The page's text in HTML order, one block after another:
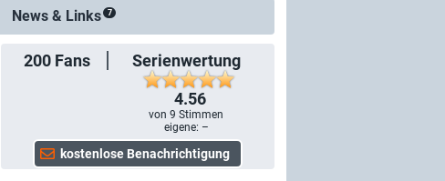
News & Links 7
200 Fans
Serienwertung
4.56
von9 Stimmen
eigene: –